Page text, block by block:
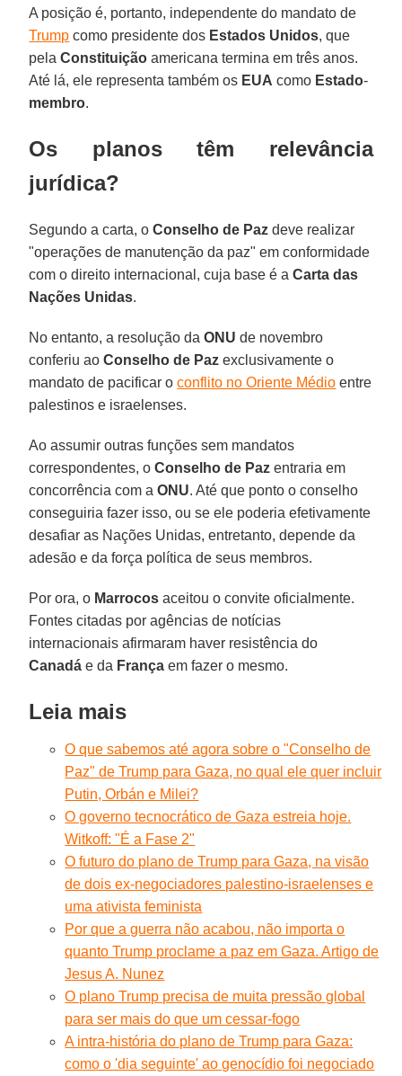
A posição é, portanto, independente do mandato de
Trump como presidente dos Estados Unidos, que
pelaConstituição americana termina em três anos.
Até lá, ele representa também os EUA como Estado-
membro.
Os planos têm relevância
jurídica?
Segundo a carta, oConselho de Paz deve realizar
"operações de manutenção da paz" em conformidade
com o direito internacional, cuja base é a Carta das
Nações Unidas.
No entanto, a resolução daONU de novembro
conferiu aoConselho de Paz exclusivamente o
mandato de pacificar oconflito no Oriente Médio entre
palestinos e israelenses.
Ao assumir outras funções sem mandatos
correspondentes, oConselho de Paz entraria em
concorrência com aONU. Até que ponto o conselho
conseguiria fazer isso, ou se ele poderia efetivamente
desafiar as Nações Unidas, entretanto, depende da
adesão e da força política de seus membros.
Por ora, o Marrocos aceitou o convite oficialmente.
Fontes citadas por agências de notícias
internacionais afirmaram haver resistência do
Canadá e da França em fazer o mesmo.
Leia mais
O que sabemos até agora sobre o "Conselho de
Paz" de Trump para Gaza, no qual ele quer incluir
Putin, Orbán e Milei?
O governo tecnocrático de Gaza estreia hoje.
Witkoff: "É a Fase 2"
O futuro do plano de Trump para Gaza, na visão
de dois ex-negociadores palestino-israelenses e
uma ativista feminista
Por que a guerra não acabou, não importa o
quanto Trump proclame a paz em Gaza. Artigo de
Jesus A. Nunez
O plano Trump precisa de muita pressão global
para ser mais do que um cessar-fogo
A intra-história do plano de Trump para Gaza:
como o 'dia seguinte' ao genocídio foi negociado